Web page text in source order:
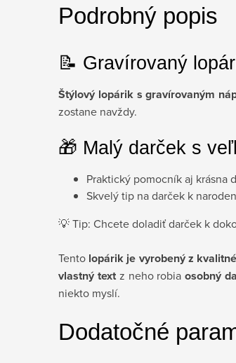
Podrobný popis
📝 Gravírovaný
Štýlový lopárik s gravírovaným
zostane navždy.
🎁 Malý darček s
Praktický pomocník aj krásna
Skvelý tip na darček k
💡 Tip: Chcete doladiť darček k
Tento lopárik je vyrobený z
vlastný textz neho robiaosobný
niekto myslí.
Dodatočné